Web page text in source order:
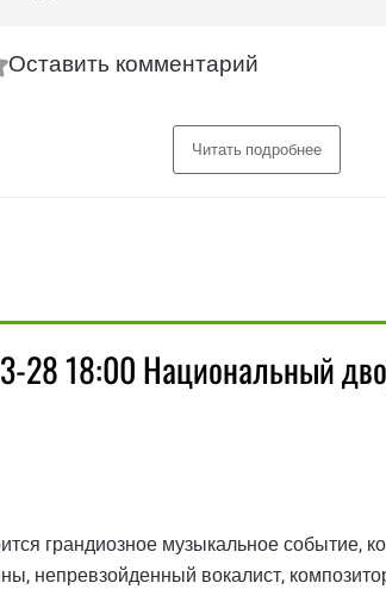
Оставить комментарий
Читать подробнее
28 18:00 Национальный
грандиозное музыкальное событие,
непревзойденный вокалист,